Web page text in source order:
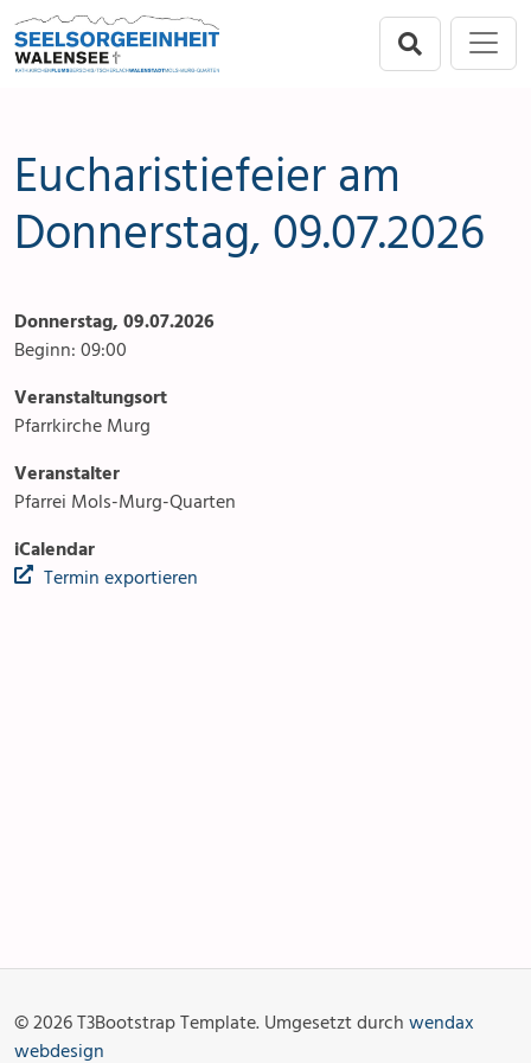
Direkt zur Hauptnavigation springen
Direkt zum Inhalt springen
Eucharistiefeier am
Donnerstag, 09.07.2026
Donnerstag, 09.07.2026
Beginn: 09:00
Veranstaltungsort
Pfarrkirche Murg
Veranstalter
Pfarrei Mols-Murg-Quarten
iCalendar
Termin exportieren
© 2026 T3Bootstrap Template. Umgesetzt durch wendax
webdesign
Menu
Berschis-Tscherlach
Mols-Murg-Quarten
Seelsorgeeinheit
Angebote & Sakramente
Aktuelles & Fotogalerie
Links
Stellenangebot
Angebot & Sakramente
Aktuelles
Fotogalerie
Links